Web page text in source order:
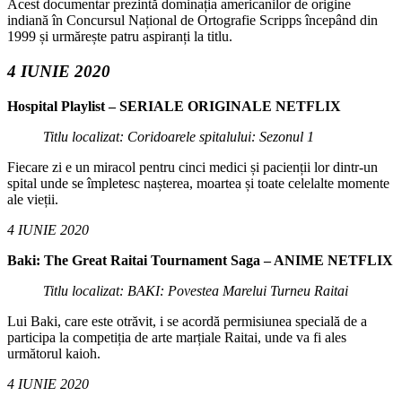
Acest documentar prezintă dominația americanilor de origine
indiană în Concursul Național de Ortografie Scripps începând din
1999 și urmărește patru aspiranți la titlu.
4 IUNIE 2020
Hospital Playlist – SERIALE ORIGINALE NETFLIX
Titlu localizat: Coridoarele spitalului: Sezonul 1
Fiecare zi e un miracol pentru cinci medici și pacienții lor dintr-un
spital unde se împletesc nașterea, moartea și toate celelalte momente
ale vieții.
4 IUNIE 2020
Baki: The Great Raitai Tournament Saga – ANIME NETFLIX
Titlu localizat: BAKI: Povestea Marelui Turneu Raitai
Lui Baki, care este otrăvit, i se acordă permisiunea specială de a
participa la competiția de arte marțiale Raitai, unde va fi ales
următorul kaioh.
4 IUNIE 2020